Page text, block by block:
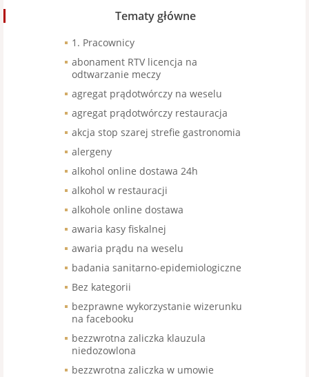
Tematy główne
1. Pracownicy
abonament RTV licencja na
odtwarzanie meczy
agregat prądotwórczy na weselu
agregat prądotwórczy restauracja
akcja stop szarej strefie gastronomia
alergeny
alkohol online dostawa 24h
alkohol w restauracji
alkohole online dostawa
awaria kasy fiskalnej
awaria prądu na weselu
badania sanitarno-epidemiologiczne
Bez kategorii
bezprawne wykorzystanie wizerunku
na facebooku
bezzwrotna zaliczka klauzula
niedozowlona
bezzwrotna zaliczka w umowie